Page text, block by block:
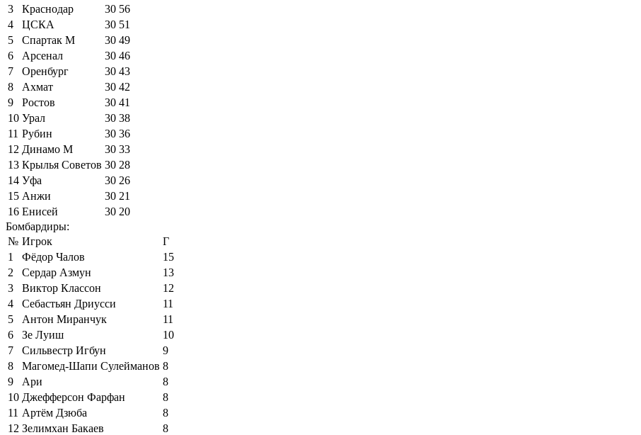
3
Краснодар 30 56
4
ЦСКА 30 51
5
Спартак М 30 49
6
Арсенал 30 46
7
Оренбург 30 43
8
Ахмат 30 42
9
Ростов 30 41
10 Урал 30 38
11 Рубин 30 36
12 Динамо М 30 33
13 Крылья Советов 30 28
14 Уфа 30 26
15 Анжи 30 21
16 Енисей 30 20
Бомбардиры:
№ Игрок
Г
1
Фёдор Чалов
15
2
Сердар Азмун
13
3
Виктор Классон
12
4
Себастьян Дриусси
11
5
Антон Миранчук
11
6
Зе Луиш
10
7
Сильвестр Игбун
9
8
Магомед-Шапи Сулейманов 8
9
Ари
8
10 Джефферсон Фарфан
8
11 Артём Дзюба
8
12 Зелимхан Бакаев
8